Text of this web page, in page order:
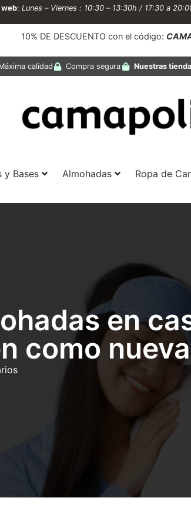
: Lunes – Viernes : 10:30 – 13:30h / 17:30 a
10% DE DESCUENTO con el código:
calidad Compra segura Nuestras
y Bases Almohadas Ropa de
en
como